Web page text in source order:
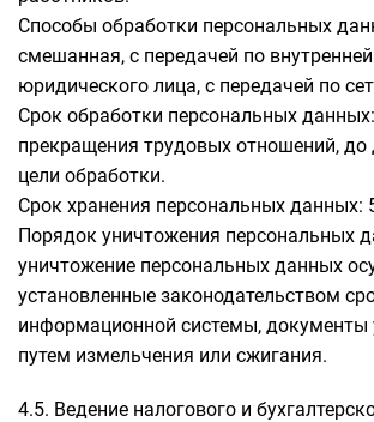
Способы обработки персональных
смешанная, с передачей по внутренней
юридического лица, с передачей по
Срок обработки персональных
прекращения трудовых отношений, до
цели обработки.
Срок хранения персональных данных:
Порядок уничтожения персональных
уничтожение персональных данных
установленные законодательством
информационной системы, документы
путем измельчения или сжигания.
4.5. Ведение налогового и